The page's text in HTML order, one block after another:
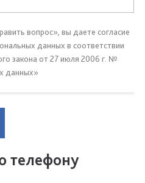
вопрос», вы даете согласие
данных в соответствии
закона от 27 июля 2006 г. №
данных»
телефону